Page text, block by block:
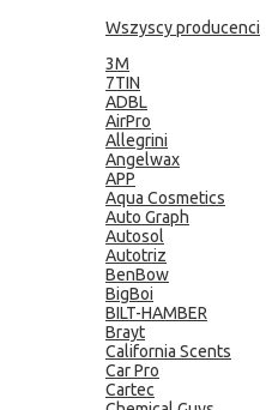
Wszyscy producenci
3M
7TIN
ADBL
AirPro
Allegrini
Angelwax
APP
Aqua Cosmetics
Auto Graph
Autosol
Autotriz
BenBow
BigBoi
BILT-HAMBER
Brayt
California Scents
Car Pro
Cartec